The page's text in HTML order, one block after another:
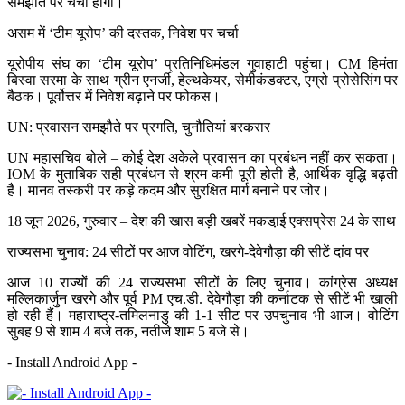
असम में ‘टीम यूरोप’ की दस्तक, निवेश पर चर्चा
यूरोपीय संघ का ‘टीम यूरोप’ प्रतिनिधिमंडल गुवाहाटी पहुंचा। CM हिमंता
बिस्वा सरमा के साथ ग्रीन एनर्जी, हेल्थकेयर, सेमीकंडक्टर, एग्रो प्रोसेसिंग पर
बैठक। पूर्वोत्तर में निवेश बढ़ाने पर फोकस।
UN: प्रवासन समझौते पर प्रगति, चुनौतियां बरकरार
UN महासचिव बोले – कोई देश अकेले प्रवासन का प्रबंधन नहीं कर सकता।
IOM के मुताबिक सही प्रबंधन से श्रम कमी पूरी होती है, आर्थिक वृद्धि बढ़ती
है। मानव तस्करी पर कड़े कदम और सुरक्षित मार्ग बनाने पर जोर।
18 जून 2026, गुरुवार – देश की खास बड़ी खबरें मकडा़ई एक्सप्रेस 24 के साथ
राज्यसभा चुनाव: 24 सीटों पर आज वोटिंग, खरगे-देवेगौड़ा की सीटें दांव पर
आज 10 राज्यों की 24 राज्यसभा सीटों के लिए चुनाव। कांग्रेस अध्यक्ष
मल्लिकार्जुन खरगे और पूर्व PM एच.डी. देवेगौड़ा की कर्नाटक से सीटें भी खाली
हो रही हैं। महाराष्ट्र-तमिलनाडु की 1-1 सीट पर उपचुनाव भी आज। वोटिंग
सुबह 9 से शाम 4 बजे तक, नतीजे शाम 5 बजे से।
- Install Android App -